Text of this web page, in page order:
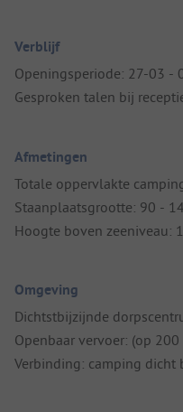
Verblijf
Openingsperiode: 27-03 -
Gesproken talen bij
Afmetingen
Totale oppervlakte
Staanplaatsgrootte: 90 -
Hoogte boven zeeniveau:
Omgeving
Dichtstbijzijnde
Openbaar vervoer: (op 200
Verbinding: camping dicht